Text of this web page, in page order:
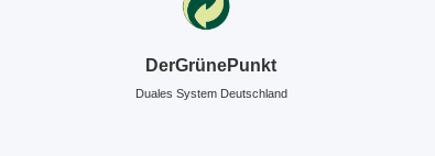
DerGrünePunkt
Duales System Deutschland